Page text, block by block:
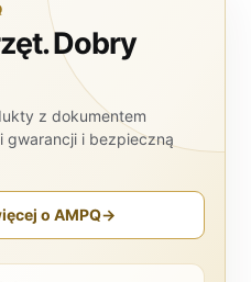
Dobry
z dokumentem
gwarancji i bezpieczną
o AMPQ→